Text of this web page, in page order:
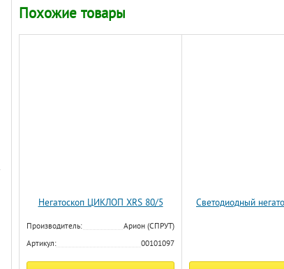
Похожие товары
Негатоскоп ЦИКЛОП XRS 80/5
Производитель:
Арион (СПРУТ)
Артикул:
00101097
Светодиодный